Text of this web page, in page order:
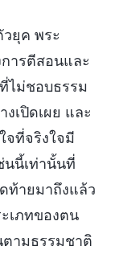
ยุค พระ
ารตีสอนและ
ไม่ชอบธรรม
เปิดเผย และ
จที่จริงใจมี
นนี้เท่านั้นที่
ท้ายมาถึงแล้ว
เภทของตน
ตามธรรมชาติ